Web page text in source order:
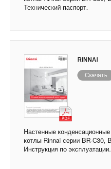
Технический паспорт.
RINNAI
Скачать
Настенные
котлы Rinnai серии BR-C30,
Инструкция по эксплуатации.